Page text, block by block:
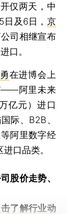
仅两天，中
日及6日， 京
司相继宣布
口。
在进博会上
阿里未来
亿元）进口
际、B2B、
阿里数字经
口品类。
股价走势、
了解行业动